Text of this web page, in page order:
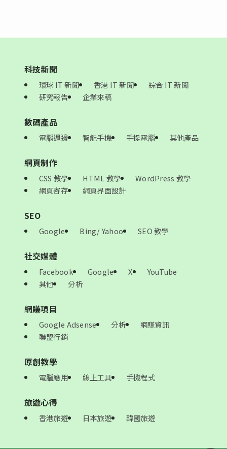
科技新聞
環球 IT 新聞 香港 IT 新聞
綜合 IT 新聞
研究報告
企業來稿
數碼產品
電腦週邊 智能手機 手提電腦 其他產品
網頁制作
CSS 教學 HTML 教學
WordPress 教學
網頁寄存
網頁界面設計
SEO
Google Bing/ Yahoo SEO 教學
社交媒體
Facebook Google X
YouTube
其他
分析
網賺項目
Google Adsense 分析
網賺資訊
聯盟行銷
原創教學
電腦應用 線上工具 手機程式
旅遊心得
香港旅遊 日本旅遊 韓國旅遊